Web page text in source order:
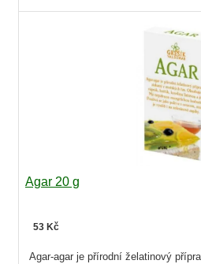
Agar 20 g
53 Kč
Agar-agar je přírodní želatinový